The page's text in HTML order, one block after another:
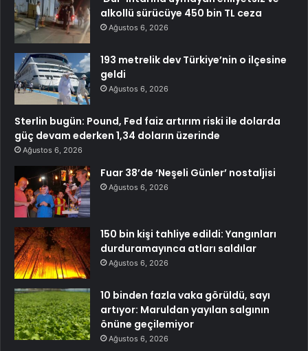
alkollü sürücüye 450 bin TL ceza
Ağustos 6, 2026
193 metrelik dev Türkiye’nin o ilçesine
geldi
Ağustos 6, 2026
Sterlin bugün: Pound, Fed faiz artırım riski ile dolarda
güç devam ederken 1,34 doların üzerinde
Ağustos 6, 2026
Fuar 38’de ‘Neşeli Günler’ nostaljisi
Ağustos 6, 2026
150 bin kişi tahliye edildi: Yangınları
durduramayınca atları saldılar
Ağustos 6, 2026
10 binden fazla vaka görüldü, sayı
artıyor: Maruldan yayılan salgının
önüne geçilemiyor
Ağustos 6, 2026